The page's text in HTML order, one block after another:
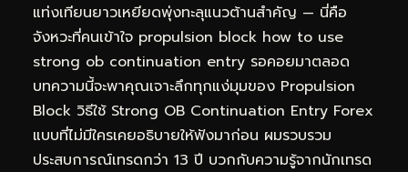
แท่งเทียนยาวเหยียดพุ่งทะลุแนวต้านสำคัญ — นี่คือ
จังหวะที่คนเข้าใจ propulsion block how to use
strong ob continuation entry รอคอยมาตลอด
บทความนี้จะพาคุณเจาะลึกทุกแง่มุมของ Propulsion
Block วิธีใช้ Strong OB Continuation Entry Forex
แบบที่ไม่มีใครเคยอธิบายให้ฟังมาก่อน ผมรวบรวม
ประสบการณ์เทรดกว่า 13 ปี บวกกับความรู้จากนักเทรด